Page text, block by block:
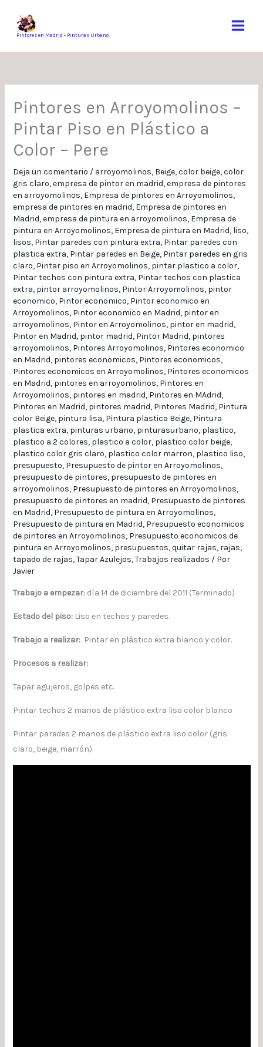
contenidoPintores en Madrid - Pinturas Urbano
Pintores en Arroyomolinos –
Pintar Piso en Plástico a
Color – Pere
Deja un comentario / arroyomolinos, Beige,color beige,color
gris claro,empresa de pintor en madrid,empresa de pintores
en arroyomolinos, Empresa de pintores en Arroyomolinos,
empresa de pintores en madrid, Empresa de pintores en
Madrid,empresa de pintura en arroyomolinos, Empresa de
pintura en Arroyomolinos, Empresa de pintura en Madrid, liso,
lisos, Pintar paredes con pintura extra, Pintar paredes con
plastica extra, Pintar paredes en Beige, Pintar paredes en gris
claro, Pintar piso en Arroyomolinos, pintar plastico a color,
Pintar techos con pintura extra, Pintar techos con plastica
extra, pintor arroyomolinos, Pintor Arroyomolinos, pintor
economico, Pintor economico, Pintor economico en
Arroyomolinos, Pintor economico en Madrid, pintor en
arroyomolinos, Pintor en Arroyomolinos, pintor en madrid,
Pintor en Madrid, pintor madrid, Pintor Madrid, pintores
arroyomolinos, Pintores Arroyomolinos, Pintores economico
en Madrid, pintores economicos, Pintores economicos,
Pintores economicos en Arroyomolinos, Pintores economicos
en Madrid, pintores en arroyomolinos, Pintores en
Arroyomolinos, pintores en madrid, Pintores en MAdrid,
Pintores en Madrid, pintores madrid, Pintores Madrid, Pintura
color Beige, pintura lisa, Pintura plastica Beige, Pintura
plastica extra, pinturas urbano, pinturasurbano, plastico,
plastico a 2 colores, plastico a color, plastico color beige,
plastico color gris claro, plastico color marron, plastico liso,
presupuesto, Presupuesto de pintor en Arroyomolinos,
presupuesto de pintores, presupuesto de pintores en
arroyomolinos, Presupuesto de pintores en Arroyomolinos,
presupuesto de pintores en madrid, Presupuesto de pintores
en Madrid, Presupuesto de pintura en Arroyomolinos,
Presupuesto de pintura en Madrid, Presupuesto economicos
de pintores en Arroyomolinos, Presupuesto economicos de
pintura en Arroyomolinos, presupuestos,quitar rajas, rajas,
tapado de rajas,Tapar Azulejos,Trabajos realizados / Por
Javier
Trabajo a empezar:día 14 de diciembre del 2011 (Terminado)
Estado del piso:Liso en techos y paredes.
Trabajo a realizar: Pintar en plástico extra blanco y color.
Procesos a realizar:
Tapar agujeros, golpes etc.
Pintar techos 2 manos de plástico extra liso color blanco
Pintar paredes 2 manos de plástico extra liso color (gris
claro, beige, marrón)